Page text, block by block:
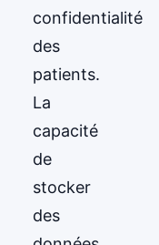
confidentialité
des
patients.
La
capacité
de
stocker
des